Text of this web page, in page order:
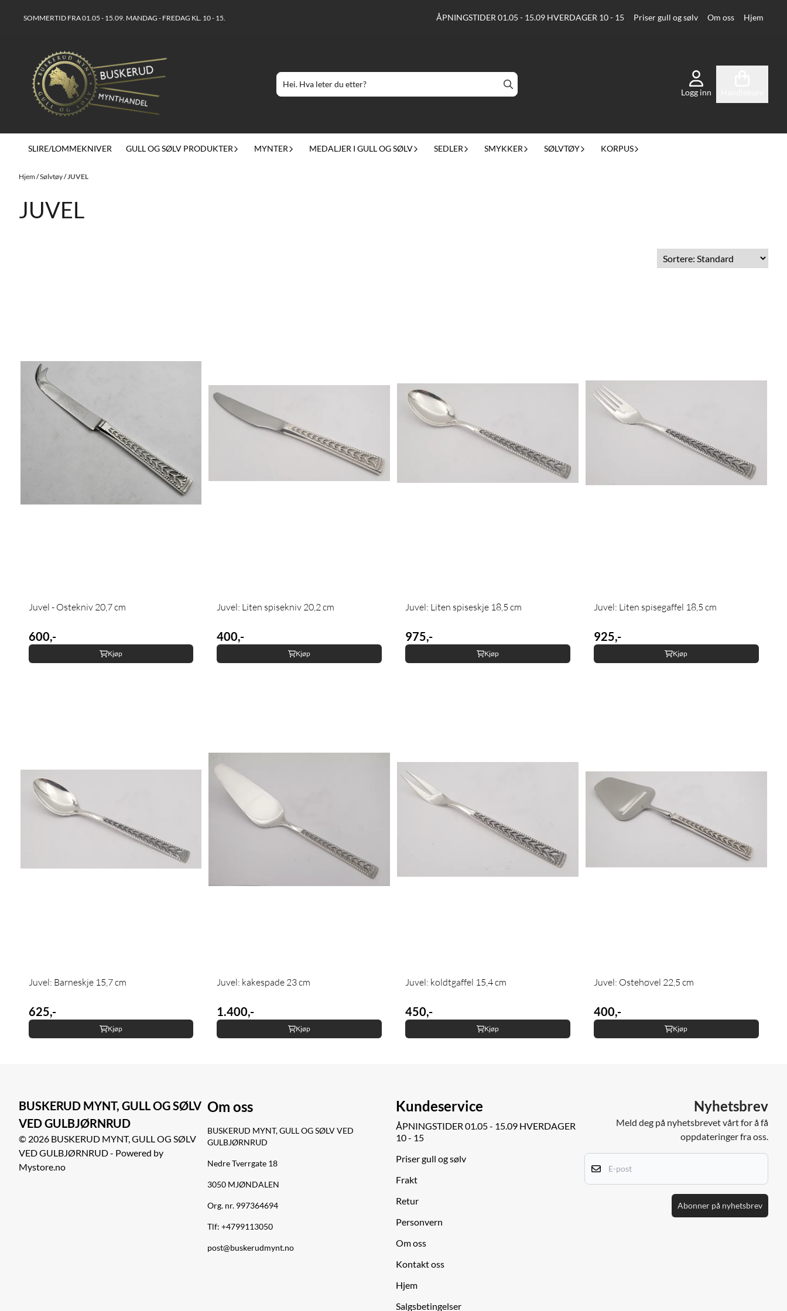
SOMMERTID FRA 01.05 - 15.09. MANDAG - FREDAG KL. 10 - 15. ÅPNINGSTIDER 01.05 - 15.09 HVERDAGER 10 - 15 Priser gull og sølv Om oss Hjem
Logg inn
SLIRE/LOMMEKNIVER GULL OG SØLV PRODUKTER MYNTER MEDALJER I GULL OG SØLV SEDLER SMYKKER SØLVTØY KORPUS
Hjem/Sølvtøy/JUVEL
JUVEL
Juvel - Ostekniv 20,7 cm
600,-
Kjøp
Juvel: Liten spisekniv 20,2 cm
400,-
Kjøp
Juvel: Liten spiseskje 18,5 cm
975,-
Kjøp
Juvel: Liten spisegaffel 18,5 cm
925,-
Kjøp
Juvel: Barneskje 15,7 cm
625,-
Kjøp
Juvel: kakespade 23 cm
1.400,-
Kjøp
Juvel: koldtgaffel 15,4 cm
450,-
Kjøp
Juvel: Ostehøvel 22,5 cm
400,-
Kjøp
BUSKERUD MYNT, GULL OG SØLV
VED GULBJØRNRUD
© 2026 BUSKERUD MYNT, GULL OG SØLV
VED GULBJØRNRUD - Powered by
Mystore.no
Om oss
BUSKERUD MYNT, GULL OG SØLV VED
GULBJØRNRUD
Nedre Tverrgate 18
3050 MJØNDALEN
Org. nr. 997364694
Tlf: +4799113050
post@buskerudmynt.no
Kundeservice
ÅPNINGSTIDER 01.05 - 15.09 HVERDAGER
10 - 15
Priser gull og sølv
Frakt
Retur
Personvern
Om oss
Kontakt oss
Hjem
Salgsbetingelser
Nyhetsbrev
Meld deg på nyhetsbrevet vårt for å få
oppdateringer fra oss.
E-
Abonner på nyhetsbrev